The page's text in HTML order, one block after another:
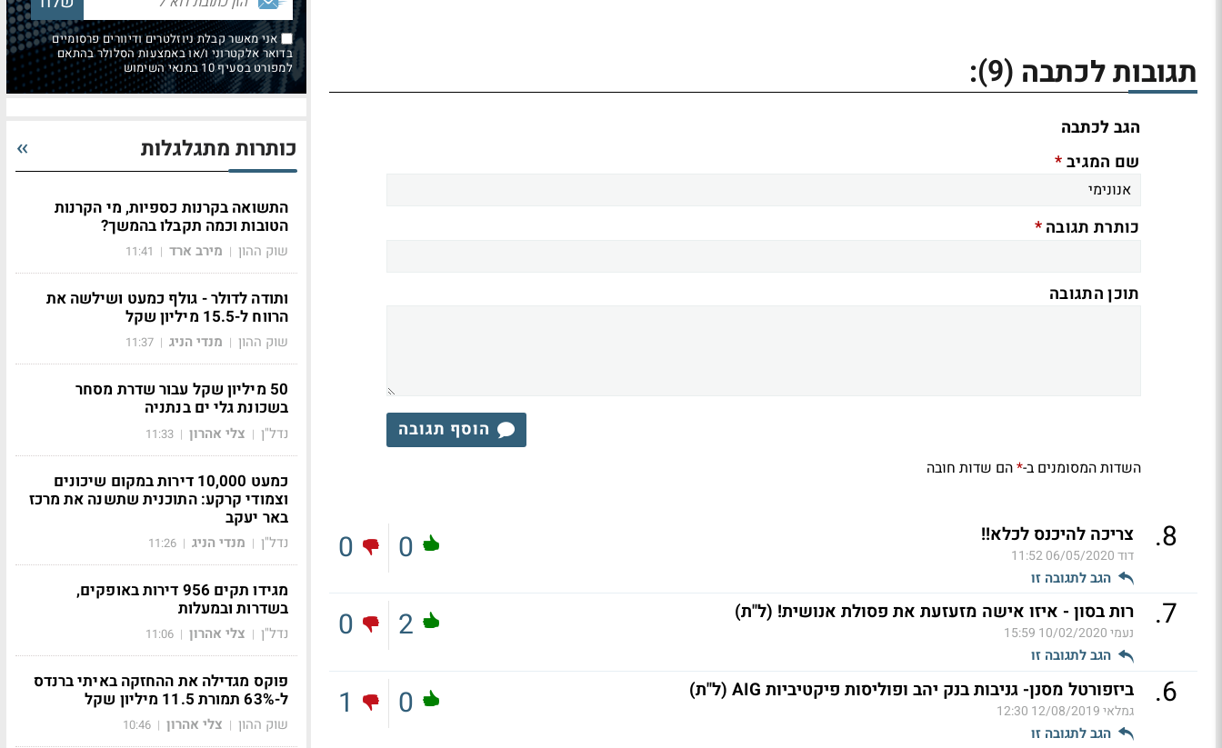
תגובות לכתבה (9)
:
הגב לכתבה
שם המגיב*
כותרת תגובה*
תוכן התגובה
הוסף תגובה
השדות המסומנים ב-*הם שדות חובה
8
. צריכה להיכנס לכלא!!
דוד06/05/2020 11:52
הגב לתגובה זו
0
0
7
. רות בסון - איזו אישה מזעזעת את פסולת אנושית! (ל"ת)
נעמי10/02/2020 15:59
הגב לתגובה זו
2
0
6
. ביזפורטל מסנן- גניבות בנק יהב ופוליסות פיקטיביות AIG (ל"ת)
גמלאי12/08/2019 12:30
הגב לתגובה זו
0
1
אני מאשר קבלת ניוזלטרים ודיוורים פרסומיים
בדואר אלקטרוני ו/או באמצעות הסלולר בהתאם
למפורט בסעיף 10 בתנאי השימוש
כותרות מתגלגלות
התשואה בקרנות כספיות, מי הקרנות
הטובות וכמה תקבלו בהמשך?
שוק ההון | מירב ארד |
11:41
ותודה לדולר - גולף כמעט ושילשה את
הרווח ל-15.5 מיליון שקל
שוק ההון | מנדי הניג |
11:37
50 מיליון שקל עבור שדרת מסחר
בשכונת גלי ים בנתניה
נדל"ן | צלי אהרון |
11:33
כמעט 10,000 דירות במקום שיכונים
וצמודי קרקע: התוכנית שתשנה את מרכז
באר יעקב
נדל"ן | מנדי הניג |
11:26
מגידו תקים 956 דירות באופקים,
בשדרות ובמעלות
נדל"ן | צלי אהרון |
11:06
פוקס מגדילה את ההחזקה באיתי ברנדס
ל-63% תמורת 11.5 מיליון שקל
שוק ההון | צלי אהרון |
10:46